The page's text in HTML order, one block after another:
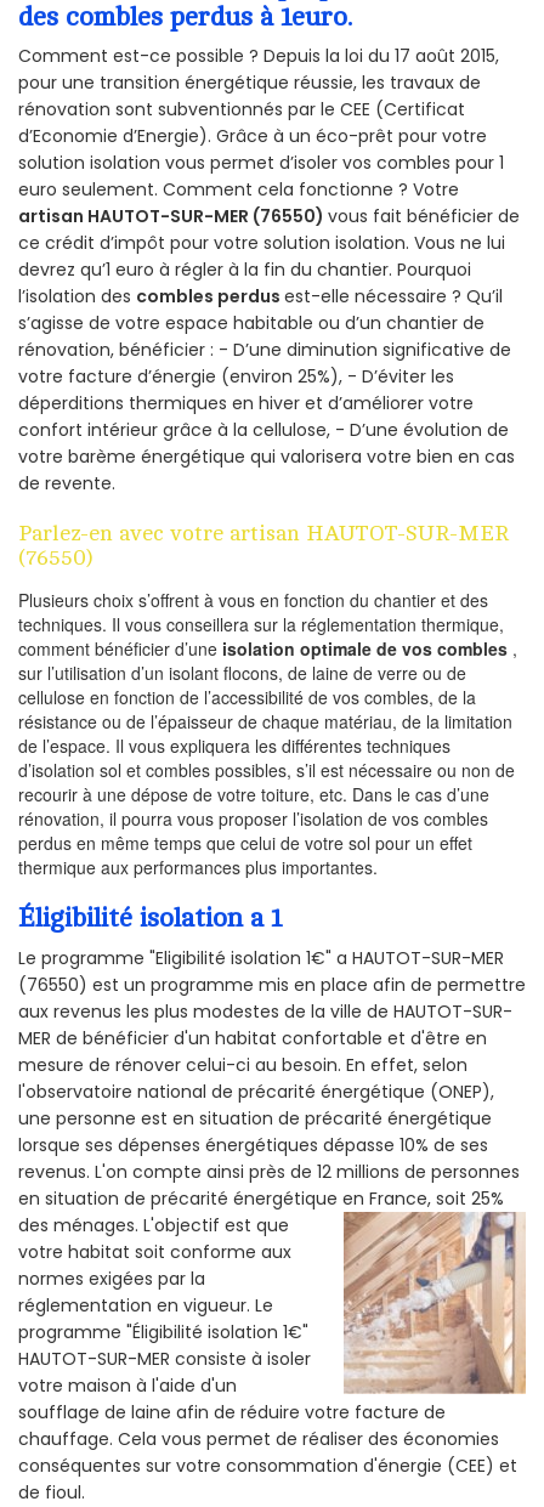
des combles perdus à 1euro.
Comment est-ce possible ? Depuis la loi du 17 août 2015,
pour une transition énergétique réussie, les travaux de
rénovation sont subventionnés par le CEE (Certificat
d’Economie d’Energie). Grâce à un éco-prêt pour votre
solution isolation vous permet d’isoler vos combles pour 1
euro seulement. Comment cela fonctionne ? Votre
artisan HAUTOT-SUR-MER (76550) vous fait bénéficier de
ce crédit d’impôt pour votre solution isolation. Vous ne lui
devrez qu’1 euro à régler à la fin du chantier. Pourquoi
l’isolation des combles perdus est-elle nécessaire ? Qu’il
s’agisse de votre espace habitable ou d’un chantier de
rénovation, bénéficier : - D’une diminution significative de
votre facture d’énergie (environ 25%), - D’éviter les
déperditions thermiques en hiver et d’améliorer votre
confort intérieur grâce à la cellulose, - D’une évolution de
votre barème énergétique qui valorisera votre bien en cas
de revente.
Parlez-en avec votre artisan HAUTOT-SUR-MER
(76550)
Plusieurs choix s’offrent à vous en fonction du chantier et des
techniques. Il vous conseillera sur la réglementation thermique,
comment bénéficier d’une isolation optimale de vos combles ,
sur l’utilisation d’un isolant flocons, de laine de verre ou de
cellulose en fonction de l’accessibilité de vos combles, de la
résistance ou de l’épaisseur de chaque matériau, de la limitation
de l’espace. Il vous expliquera les différentes techniques
d’isolation sol et combles possibles, s’il est nécessaire ou non de
recourir à une dépose de votre toiture, etc. Dans le cas d’une
rénovation, il pourra vous proposer l’isolation de vos combles
perdus en même temps que celui de votre sol pour un effet
thermique aux performances plus importantes.
Éligibilité isolation a 1
Le programme "Eligibilité isolation 1€" a HAUTOT-SUR-MER
(76550) est un programme mis en place afin de permettre
aux revenus les plus modestes de la ville de HAUTOT-SUR-
MER de bénéficier d'un habitat confortable et d'être en
mesure de rénover celui-ci au besoin. En effet, selon
l'observatoire national de précarité énergétique (ONEP),
une personne est en situation de précarité énergétique
lorsque ses dépenses énergétiques dépasse 10% de ses
revenus. L'on compte ainsi près de 12 millions de personnes
en situation de précarité énergétique en France, soit 25%
des ménages. L'objectif est que
votre habitat soit conforme aux
normes exigées par la
réglementation en vigueur. Le
programme "Éligibilité isolation 1€"
HAUTOT-SUR-MER consiste à isoler
votre maison à l'aide d'un
soufflage de laine afin de réduire votre facture de
chauffage. Cela vous permet de réaliser des économies
conséquentes sur votre consommation d'énergie (CEE) et
de fioul.